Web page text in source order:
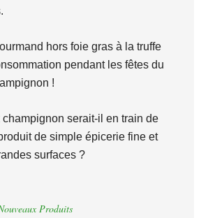
hors foie gras à la truffe
pendant les fêtes du
!
champignon serait-il en train de
de simple épicerie fine et
surfaces ?
Produits